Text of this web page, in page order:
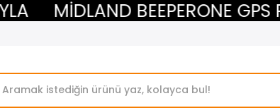
MİDLAND BEEPERONE GPS